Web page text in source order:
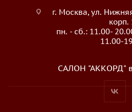
г. Москва, ул.
корп.
пн. - сб.: 11.00-
11.00-
САЛОН "АККОРД" в